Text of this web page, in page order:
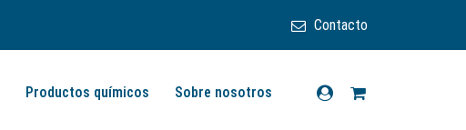
Contacto
Productos químicos Sobre nosotros